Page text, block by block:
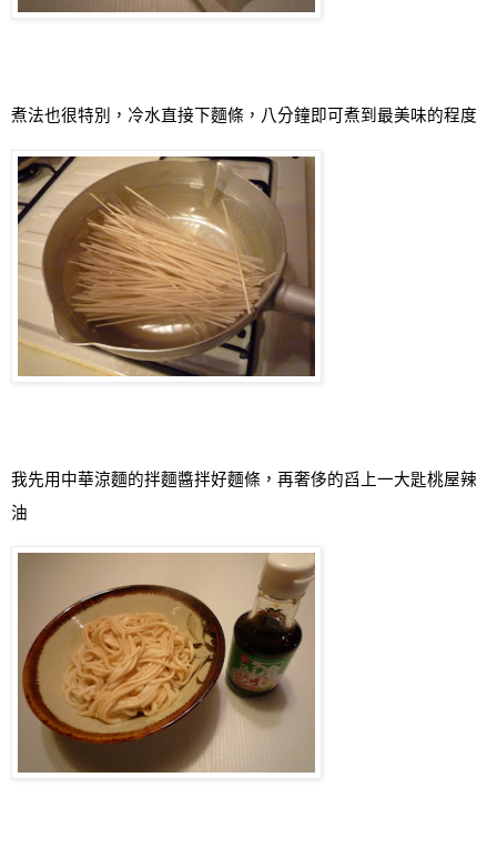
煮法也很特別，冷水直接下麵條，八分鐘即可煮到最美味的程度
我先用中華涼麵的拌麵醬拌好麵條，再奢侈的舀上一大匙桃屋辣
油